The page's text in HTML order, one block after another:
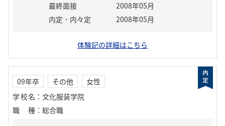
最終面接
2008年05月
内定・内々定
2008年05月
体験記の詳細はこちら
09年卒 その他
女性
学校名 ： 文化服装学院
職種 ： 総合職